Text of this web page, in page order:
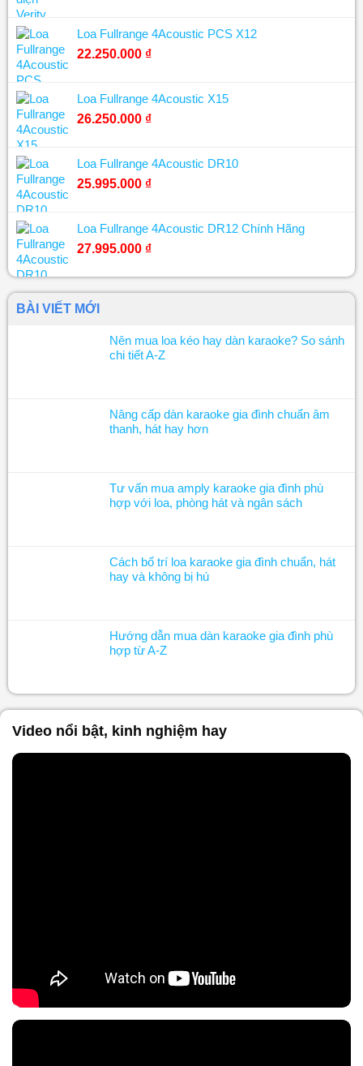
Loa Fullrange 4Acoustic PCS X12
22.250.000 ₫
Loa Fullrange 4Acoustic X15
26.250.000 ₫
Loa Fullrange 4Acoustic DR10
25.995.000 ₫
Loa Fullrange 4Acoustic DR12 Chính Hãng
27.995.000 ₫
BÀI VIẾT MỚI
Nên mua loa kéo hay dàn karaoke? So sánh
chi tiết A-Z
Nâng cấp dàn karaoke gia đình chuẩn âm
thanh, hát hay hơn
Tư vấn mua amply karaoke gia đình phù
hợp với loa, phòng hát và ngân sách
Cách bố trí loa karaoke gia đình chuẩn, hát
hay và không bị hú
Hướng dẫn mua dàn karaoke gia đình phù
hợp từ A-Z
Video nổi bật, kinh nghiệm hay